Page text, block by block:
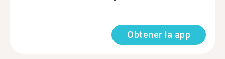
Obtener la app